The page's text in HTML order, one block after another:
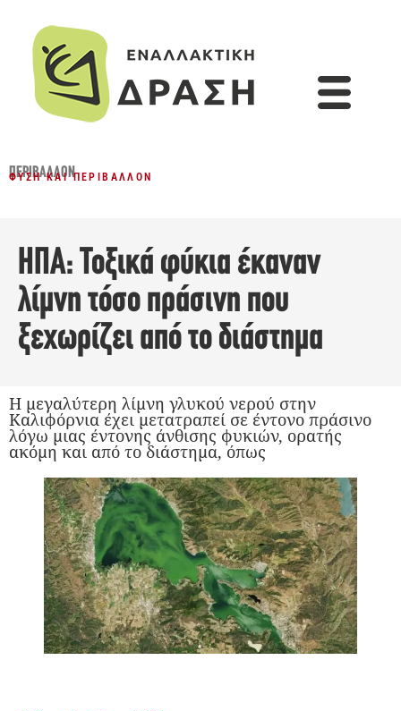
ΠΕΡΙΒΆΛΛΟΝ
ΦΎΣΗ ΚΑΙ ΠΕΡΙΒΆΛΛΟΝ
ΗΠΑ: Τοξικά φύκια έκαναν
λίμνη τόσο πράσινη που
ξεχωρίζει από το διάστημα
Η μεγαλύτερη λίμνη γλυκού νερού στην
Καλιφόρνια έχει μετατραπεί σε έντονο πράσινο
λόγω μιας έντονης άνθισης φυκιών, ορατής
ακόμη και από το διάστημα, όπως